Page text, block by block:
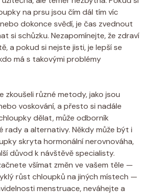
na prsu jsou čím dál tím víc
dokonce svědí, je čas zvednout
si schůzku. Nezapomínejte, že zdraví
a pokud si nejste jisti, je lepší se
má s takovými problémy
zkoušeli různé metody, jako jsou
voskování, a přesto si nadále
dělat, může odborník
rady a alternativy. Někdy může být i
skryta hormonální nerovnováha,
důvod k návštěvě specialisty.
všímat změn ve vašem těle —
růst chloupků na jiných místech —
menstruace, neváhejte a